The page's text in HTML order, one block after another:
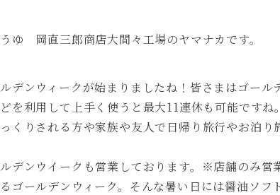
ゆ 岡直三郎商店大間々工場のヤマナカです。
デンウィークが始まりましたね！皆さまはゴー
を利用して上手く使うと最大11連休も可能ですね。
くりされる方や家族や友人で日帰り旅行やお泊り
デンウイークも営業しております。※店舗のみ営
ゴールデンウィーク。そんな暑い日には醤油ソ